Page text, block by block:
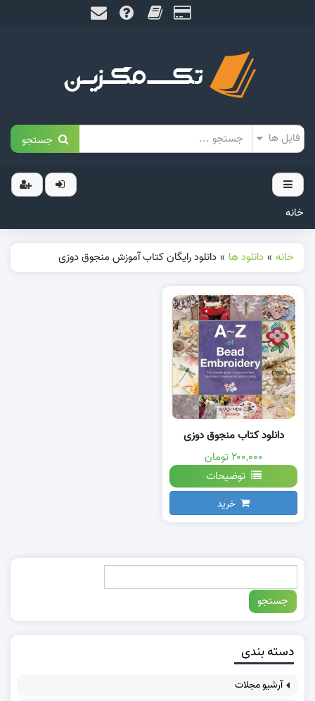
جستجو
خانه
خانه » دانلود ها » دانلود رایگان کتاب آموزش منجوق دوزی
دانلود کتاب منجوق دوزی
۲۰۰,۰۰۰ تومان
توضیحات
خرید
دسته بندی
آرشیو مجلات